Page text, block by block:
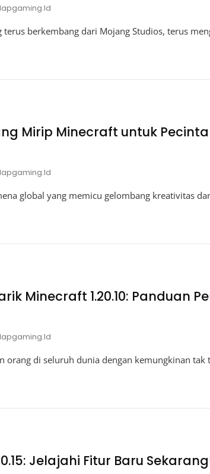
berkembang dari Mojang Studios, terus
Mirip Minecraft untuk
global yang memicu gelombang kreativitas
Minecraft 1.20.10: Panduan
orang di seluruh dunia dengan kemungkinan tak
Jelajahi Fitur Baru